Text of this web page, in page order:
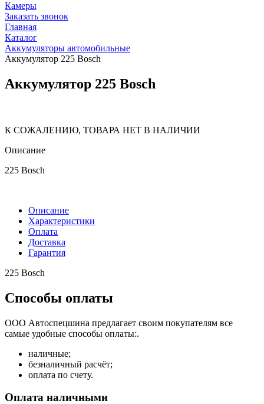
Камеры
Заказать звонок
Главная
Каталог
Аккумуляторы автомобильные
Аккумулятор 225 Bosch
Аккумулятор 225 Bosch
К СОЖАЛЕНИЮ, ТОВАРА НЕТ В НАЛИЧИИ
Описание
225 Bosch
Описание
Характеристики
Оплата
Доставка
Гарантия
225 Bosch
Способы оплаты
ООО Автоспецшина предлагает своим покупателям все
самые удобные способы оплаты:.
наличные;
безналичный расчёт;
оплата по счету.
Оплата наличными